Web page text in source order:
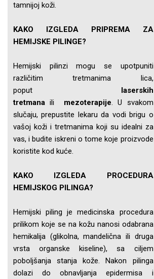
tamnijoj koži.
KAKO IZGLEDA PRIPREMA ZA
HEMIJSKE PILINGE?
Hemijski pilinzi mogu se upotpuniti
različitim tretmanima lica,
poput laserskih
tretmana ili mezoterapije. U svakom
slučaju, prepustite lekaru da vodi brigu o
vašoj koži i tretmanima koji su idealni za
vas, i budite iskreni o tome koje proizvode
koristite kod kuće.
KAKO IZGLEDA PROCEDURA
HEMIJSKOG PILINGA?
Hemijski piling je medicinska procedura
prilikom koje se na kožu nanosi odabrana
hemikalija (glikolna, mandelična ili druga
vrsta organske kiseline), sa ciljem
poboljšanja stanja kože. Nakon pilinga
dolazi do obnavljanja epidermisa i